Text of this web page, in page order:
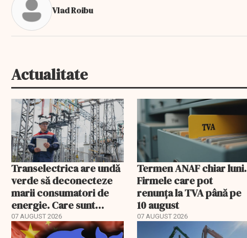
Vlad Roibu
Actualitate
Transelectrica are undă
verde să deconecteze
marii consumatori de
energie. Care sunt
condițiile
07 AUGUST 2026
Termen ANAF chiar luni.
Firmele care pot
renunța la TVA până pe
10 august
07 AUGUST 2026